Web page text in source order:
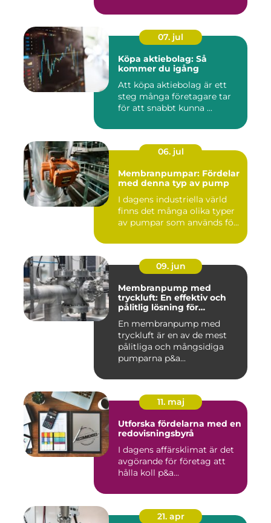
07. jul
Köpa aktiebolag: Så
kommer du igång
Att köpa aktiebolag är ett
steg många företagare tar
för att snabbt kunna ...
06. jul
Membranpumpar: Fördelar
med denna typ av pump
I dagens industriella värld
finns det många olika typer
av pumpar som används fö...
09. jun
Membranpump med
tryckluft: En effektiv och
pålitlig lösning för
En membranpump med
tryckluft är en av de mest
pålitliga och mångsidiga
pumparna p&a...
11. maj
Utforska fördelarna med en
redovisningsbyrå
I dagens affärsklimat är det
avgörande för företag att
hålla koll p&a...
21. apr